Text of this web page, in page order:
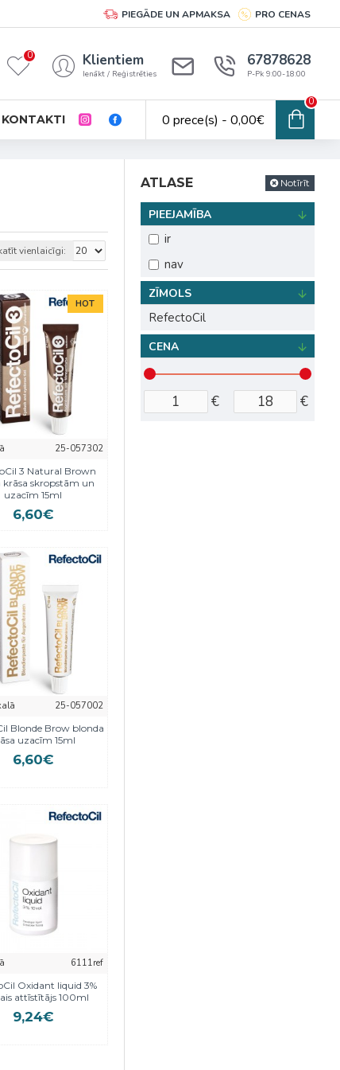
PIEGĀDE UN APMAKSA PRO CENAS
0 Klientiem
Ienākt / Reģistrēties
67878628
P-Pk 9:00-18:00
KONTAKTI 0 prece(s) - 0,00€
0
vienlaicīgi:
HOT
25-057302
3 Natural Brown
krāsa skropstām un
uzacīm 15ml
6,60€
25-057002
Blonde Brow blonda
uzacīm 15ml
6,60€
6111ref
Oxidant liquid 3%
attīstītājs 100ml
9,24€
ATLASE Notīrīt
CENA
€ €
ZĪMOLS
RefectoCil
PIEEJAMĪBA
ir
nav